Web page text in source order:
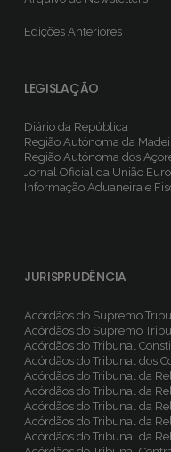
Edições Anteriores
LEGISLAÇÃO
Diário da República
Região Autónoma da
Região Autónoma dos
Jornal Oficial da União
Informação Aduaneira e
JURISPRUDÊNCIA
Acórdãos do Supremo
Acórdãos do Supremo
Acórdãos do Tribunal
Acórdãos do Tribunal dos
Acórdãos do Tribunal da
Acórdãos do Tribunal da
Acórdãos do Tribunal da
Acórdãos do Tribunal da
Acórdãos do Tribunal da